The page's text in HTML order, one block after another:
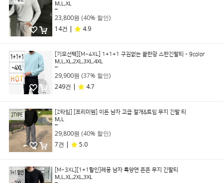
M,L,XL
23,800원 (40% 할인)
14건 |
4.9
[기모선택][M~4XL] 1+1+1 구김없는 끝판왕 스판긴팔티 - 9color
M,L,XL,2XL,3XL,4XL
29,900원 (37% 할인)
249건 |
4.7
[2타입] [프리미엄] 이든 남자 고급 절개&트임 무지 긴팔 티
M,L
29,800원 (40% 할인)
7건 |
5.0
[M~3XL][1+1할인]레용 남자 특양면 쫀쫀 무지 긴팔티
M,L,XL,2XL,3XL